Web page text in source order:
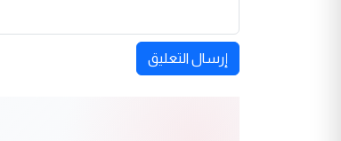
إرسال التعليق